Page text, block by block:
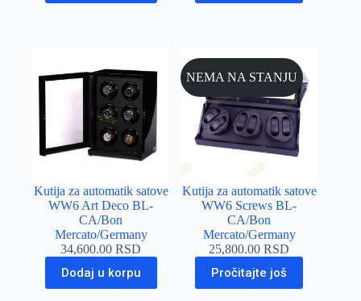
Kutija za automatik satove
WW6 Art Deco BL-
CA/Bon
Mercato/Germany
34,600.00RSD
Dodaj u korpu
NEMA NA STANJU
Kutija za automatik satove
WW6 Screws BL-
CA/Bon
Mercato/Germany
25,800.00RSD
Pročitajte još